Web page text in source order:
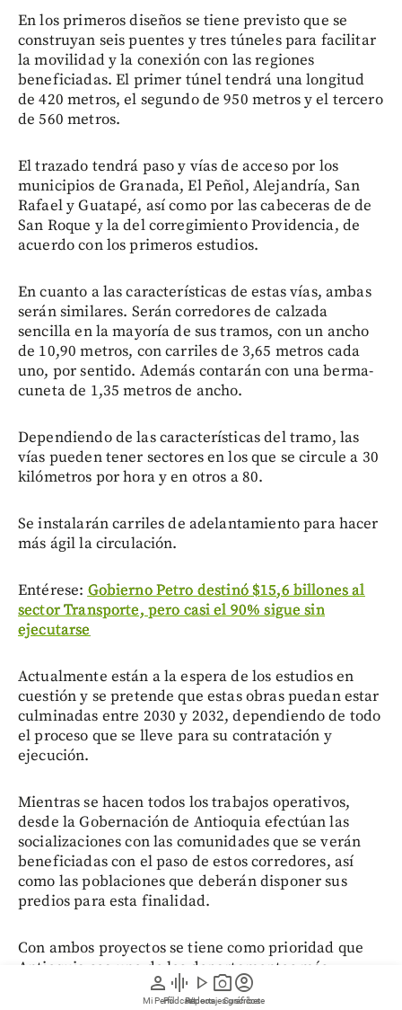
person
Mi Perfil
graphic_eq
Pódcast
play_arrow
Videos
photo_camera
Reportajes gráficos
account_circle
Suscríbete
En los primeros diseños se tiene previsto que se
construyan seis puentes y tres túneles para facilitar
la movilidad y la conexión con las regiones
beneficiadas. El primer túnel tendrá una longitud
de 420 metros, el segundo de 950 metros y el tercero
de 560 metros.
El trazado tendrá paso y vías de acceso por los
municipios de Granada, El Peñol, Alejandría, San
Rafael y Guatapé, así como por las cabeceras de de
San Roque y la del corregimiento Providencia, de
acuerdo con los primeros estudios.
En cuanto a las características de estas vías, ambas
serán similares. Serán corredores de calzada
sencilla en la mayoría de sus tramos, con un ancho
de 10,90 metros, con carriles de 3,65 metros cada
uno, por sentido. Además contarán con una berma-
cuneta de 1,35 metros de ancho.
Dependiendo de las características del tramo, las
vías pueden tener sectores en los que se circule a 30
kilómetros por hora y en otros a 80.
Se instalarán carriles de adelantamiento para hacer
más ágil la circulación.
Entérese: Gobierno Petro destinó $15,6 billones al
sector Transporte, pero casi el 90% sigue sin
ejecutarse
Actualmente están a la espera de los estudios en
cuestión y se pretende que estas obras puedan estar
culminadas entre 2030 y 2032, dependiendo de todo
el proceso que se lleve para su contratación y
ejecución.
Mientras se hacen todos los trabajos operativos,
desde la Gobernación de Antioquia efectúan las
socializaciones con las comunidades que se verán
beneficiadas con el paso de estos corredores, así
como las poblaciones que deberán disponer sus
predios para esta finalidad.
Con ambos proyectos se tiene como prioridad que
Antioquia sea uno de los departamentos más
interconectados sin necesidad de que se tenga que